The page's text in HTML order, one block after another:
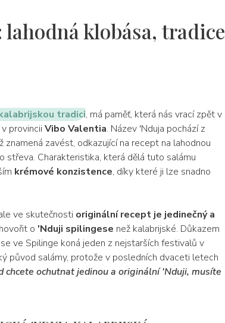
klobása, tradice
tradici, má paměť, která nás vrací zpět v
v provincii Vibo Valentia. Název 'Nduja pochází z
znamená zavést, odkazující na recept na lahodnou
střeva. Charakteristika, která dělá tuto salámu
krémové konzistence, díky které ji lze snadno
ve skutečnosti originální recept je jedinečný a
o 'Nduji spilingese než kalabrijské. Důkazem
ve Spilinge koná jeden z nejstarších festivalů v
původ salámy, protože v posledních dvaceti letech
chcete ochutnat jedinou a originální 'Nduji, musíte